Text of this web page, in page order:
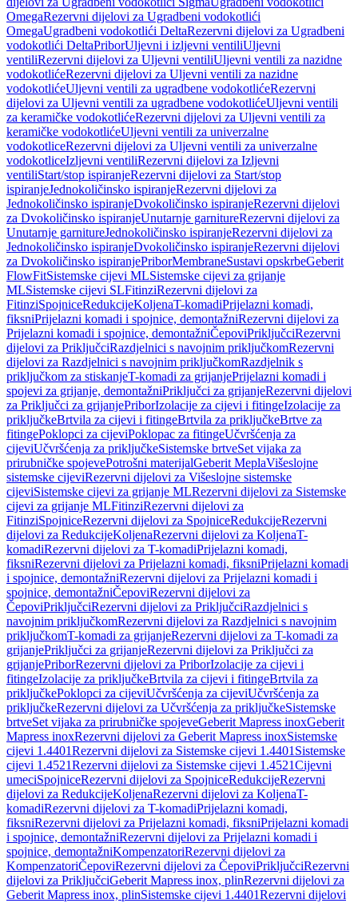
OmegaRezervni dijelovi za Ugradbeni vodokotlići
OmegaUgradbeni vodokotlići DeltaRezervni dijelovi za Ugradbeni
vodokotlići DeltaPriborUljevni i izljevni ventiliUljevni
ventiliRezervni dijelovi za Uljevni ventiliUljevni ventili za nazidne
vodokotlićeRezervni dijelovi za Uljevni ventili za nazidne
vodokotlićeUljevni ventili za ugradbene vodokotlićeRezervni
dijelovi za Uljevni ventili za ugradbene vodokotlićeUljevni ventili
za keramičke vodokotlićeRezervni dijelovi za Uljevni ventili za
keramičke vodokotlićeUljevni ventili za univerzalne
vodokotliceRezervni dijelovi za Uljevni ventili za univerzalne
vodokotliceIzljevni ventiliRezervni dijelovi za Izljevni
ventiliStart/stop ispiranjeRezervni dijelovi za Start/stop
ispiranjeJednokoličinsko ispiranjeRezervni dijelovi za
Jednokoličinsko ispiranjeDvokoličinsko ispiranjeRezervni dijelovi
za Dvokoličinsko ispiranjeUnutarnje garnitureRezervni dijelovi za
Unutarnje garnitureJednokoličinsko ispiranjeRezervni dijelovi za
Jednokoličinsko ispiranjeDvokoličinsko ispiranjeRezervni dijelovi
za Dvokoličinsko ispiranjePriborMembraneSustavi opskrbeGeberit
FlowFitSistemske cijevi MLSistemske cijevi za grijanje
MLSistemske cijevi SLFitinziRezervni dijelovi za
FitinziSpojniceRedukcijeKoljenaT-komadiPrijelazni komadi,
fiksniPrijelazni komadi i spojnice, demontažniRezervni dijelovi za
Prijelazni komadi i spojnice, demontažniČepoviPriključciRezervni
dijelovi za PriključciRazdjelnici s navojnim priključkomRezervni
dijelovi za Razdjelnici s navojnim priključkomRazdjelnik s
priključkom za stiskanjeT-komadi za grijanjePrijelazni komadi i
spojevi za grijanje, demontažniPriključci za grijanjeRezervni dijelovi
za Priključci za grijanjePriborIzolacije za cijevi i fitingeIzolacije za
priključkeBrtvila za cijevi i fitingeBrtvila za priključkeBrtve za
fitingePoklopci za cijeviPoklopac za fitingeUčvršćenja za
cijeviUčvršćenja za priključkeSistemske brtveSet vijaka za
prirubničke spojevePotrošni materijalGeberit MeplaVišeslojne
sistemske cijeviRezervni dijelovi za Višeslojne sistemske
cijeviSistemske cijevi za grijanje MLRezervni dijelovi za Sistemske
cijevi za grijanje MLFitinziRezervni dijelovi za
FitinziSpojniceRezervni dijelovi za SpojniceRedukcijeRezervni
dijelovi za RedukcijeKoljenaRezervni dijelovi za KoljenaT-
komadiRezervni dijelovi za T-komadiPrijelazni komadi,
fiksniRezervni dijelovi za Prijelazni komadi, fiksniPrijelazni komadi
i spojnice, demontažniRezervni dijelovi za Prijelazni komadi i
spojnice, demontažniČepoviRezervni dijelovi za
ČepoviPriključciRezervni dijelovi za PriključciRazdjelnici s
navojnim priključkomRezervni dijelovi za Razdjelnici s navojnim
priključkomT-komadi za grijanjeRezervni dijelovi za T-komadi za
grijanjePriključci za grijanjeRezervni dijelovi za Priključci za
grijanjePriborRezervni dijelovi za PriborIzolacije za cijevi i
fitingeIzolacije za priključkeBrtvila za cijevi i fitingeBrtvila za
priključkePoklopci za cijeviUčvršćenja za cijeviUčvršćenja za
priključkeRezervni dijelovi za Učvršćenja za priključkeSistemske
brtveSet vijaka za prirubničke spojeveGeberit Mapress inoxGeberit
Mapress inoxRezervni dijelovi za Geberit Mapress inoxSistemske
cijevi 1.4401Rezervni dijelovi za Sistemske cijevi 1.4401 Sistemske
cijevi 1.4521Rezervni dijelovi za Sistemske cijevi 1.4521Cijevni
umeciSpojniceRezervni dijelovi za SpojniceRedukcijeRezervni
dijelovi za RedukcijeKoljenaRezervni dijelovi za KoljenaT-
komadiRezervni dijelovi za T-komadiPrijelazni komadi,
fiksniRezervni dijelovi za Prijelazni komadi, fiksniPrijelazni komadi
i spojnice, demontažniRezervni dijelovi za Prijelazni komadi i
spojnice, demontažniKompenzatoriRezervni dijelovi za
KompenzatoriČepoviRezervni dijelovi za ČepoviPriključciRezervni
dijelovi za PriključciGeberit Mapress inox, plinRezervni dijelovi za
Geberit Mapress inox, plinSistemske cijevi 1.4401Rezervni dijelovi